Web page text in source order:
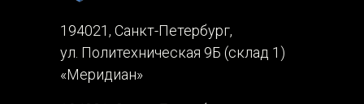
194021, Санкт-Петербург,
ул. Политехническая 9Б (склад 1)
«Меридиан»